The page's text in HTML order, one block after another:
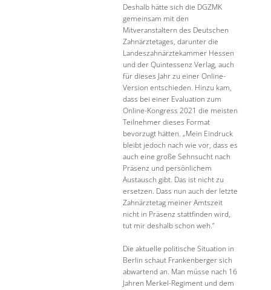
Deshalb hätte sich die DGZMK
gemeinsam mit den
Mitveranstaltern des Deutschen
Zahnärztetages, darunter die
Landeszahnärztekammer Hessen
und der Quintessenz Verlag, auch
für dieses Jahr zu einer Online-
Version entschieden. Hinzu kam,
dass bei einer Evaluation zum
Online-Kongress 2021 die meisten
Teilnehmer dieses Format
bevorzugt hätten. „Mein Eindruck
bleibt jedoch nach wie vor, dass es
auch eine große Sehnsucht nach
Präsenz und persönlichem
Austausch gibt. Das ist nicht zu
ersetzen. Dass nun auch der letzte
Zahnärztetag meiner Amtszeit
nicht in Präsenz stattfinden wird,
tut mir deshalb schon weh.“
Die aktuelle politische Situation in
Berlin schaut Frankenberger sich
abwartend an. Man müsse nach 16
Jahren Merkel-Regiment und dem